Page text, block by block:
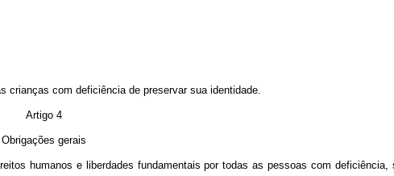
crianças com deficiência de preservar sua identidade.
Artigo 4
Obrigações gerais
humanos e liberdades fundamentais por todas as pessoas com deficiência,